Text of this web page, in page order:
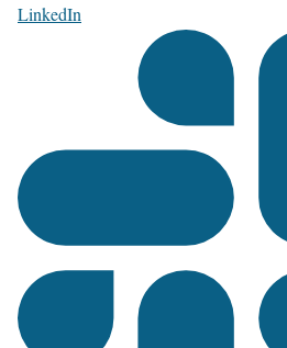
LinkedIn